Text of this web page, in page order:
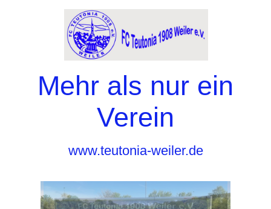
Mehr als nur ein
Verein
www.teutonia-weiler.de